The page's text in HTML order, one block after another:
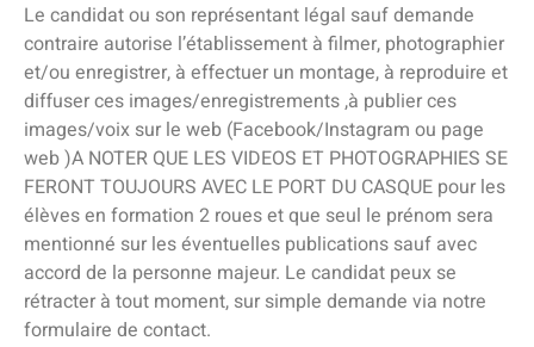
Le candidat ou son représentant légal sauf demande
contraire autorise l’établissement à filmer, photographier
et/ou enregistrer, à effectuer un montage, à reproduire et
diffuser ces images/enregistrements ,à publier ces
images/voix sur le web (Facebook/Instagram ou page
web )A NOTER QUE LES VIDEOS ET PHOTOGRAPHIES SE
FERONT TOUJOURS AVEC LE PORT DU CASQUE pour les
élèves en formation 2 roues et que seul le prénom sera
mentionné sur les éventuelles publications sauf avec
accord de la personne majeur. Le candidat peux se
rétracter à tout moment, sur simple demande via notre
formulaire de contact.